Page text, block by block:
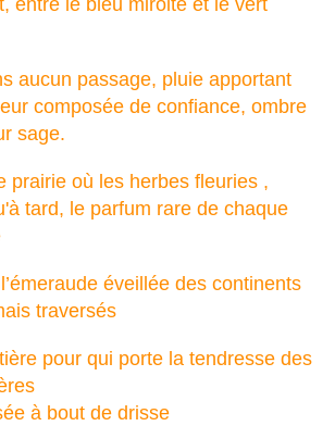
entre le bleu miroité et le vert
aucun passage, p luie apportant
composée de confiance, ombre
sage.
prairie où les herbes fleuries ,
tard, l e parfum rare de chaque
’émeraude éveillée des continents
traversés
pour qui porte la tendresse des
à bout de drisse